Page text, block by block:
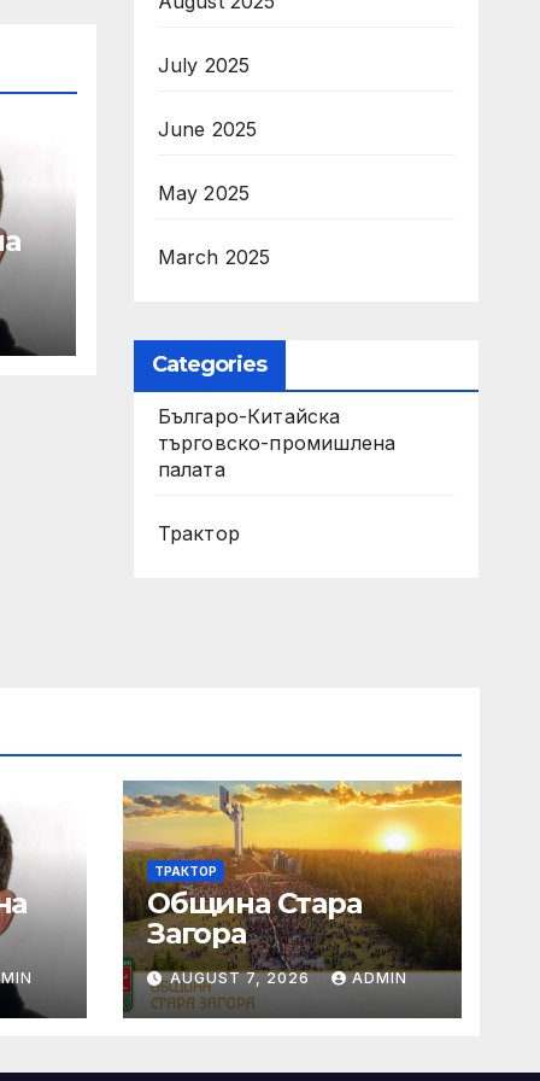
July 2025
June 2025
May 2025
March 2025
Categories
Българо-Китайска
търговско-промишлена
палата
Трактор
и
ТРАКТОР
Община Стара
Загора
AUGUST 7, 2026 ADMIN